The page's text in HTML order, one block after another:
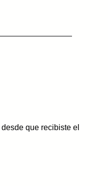
que recibiste el